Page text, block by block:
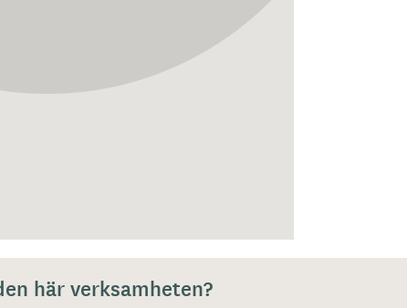
här verksamheten?